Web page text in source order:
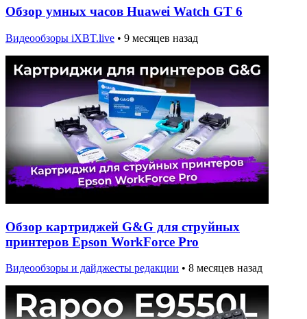
Обзор умных часов Huawei Watch GT 6
Видеообзоры iXBT.live • 9 месяцев назад
Обзор картриджей G&G для струйных
принтеров Epson WorkForce Pro
Видеообзоры и дайджесты редакции • 8 месяцев назад